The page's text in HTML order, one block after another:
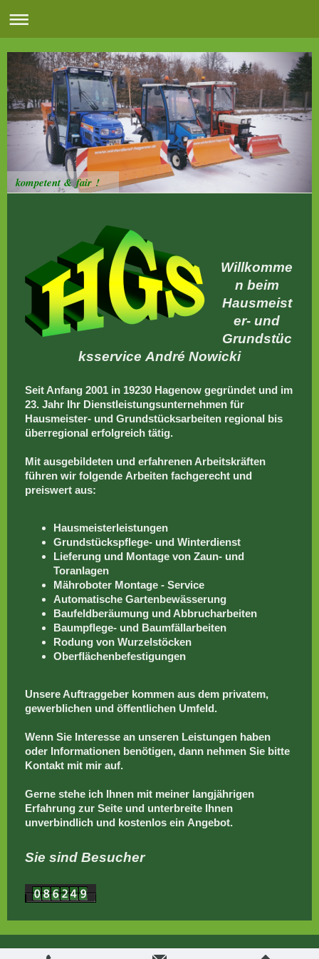
kompetent & fair !
Willkomme
n beim
Hausmeist
er- und
Grundstüc
ksservice André Nowicki
Seit Anfang 2001 in 19230 Hagenow gegründet und im
23. Jahr Ihr Dienstleistungsunternehmen für
Hausmeister- und Grundstücksarbeiten regional bis
überregional erfolgreich tätig.
Mit ausgebildeten und erfahrenen Arbeitskräften
führen wir folgende Arbeiten fachgerecht und
preiswert aus:
Hausmeisterleistungen
Grundstückspflege- und Winterdienst
Lieferung und Montage von Zaun- und
Toranlagen
Mähroboter Montage - Service
Automatische Gartenbewässerung
Baufeldberäumung und Abbrucharbeiten
Baumpflege- und Baumfällarbeiten
Rodung von Wurzelstöcken
Oberflächenbefestigungen
Unsere Auftraggeber kommen aus dem privatem,
gewerblichen und öffentlichen Umfeld.
Wenn Sie Interesse an unseren Leistungen haben
oder Informationen benötigen, dann nehmen Sie bitte
Kontakt mit mir auf.
Gerne stehe ich Ihnen mit meiner langjährigen
Erfahrung zur Seite und unterbreite Ihnen
unverbindlich und kostenlos ein Angebot.
Sie sind Besucher
Druckversion